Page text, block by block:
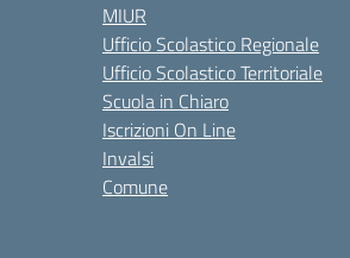
MIUR
Ufficio Scolastico Regionale
Ufficio Scolastico Territoriale
Scuola in Chiaro
Iscrizioni On Line
Invalsi
Comune